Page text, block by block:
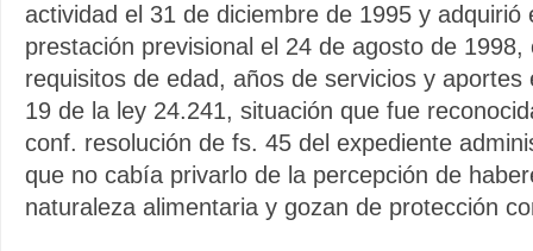
actividad el 31 de diciembre de 1995 y adquirió
prestación previsional el 24 de agosto de 1998,
requisitos de edad, años de servicios y aportes
19 de la ley 24.241, situación que fue
conf. resolución de fs. 45 del expediente
que no cabía privarlo de la percepción de
naturaleza alimentaria y gozan de protección